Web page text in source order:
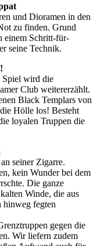
und Dioramen in den
zu finden. Grund
einem Schritt-für-
seine Technik.
Spiel wird die
Club weitererzählt.
Black Templars von
Hölle los! Besteht
loyalen Truppen die
seiner Zigarre.
kein Wunder bei dem
Die ganze
Winde, die aus
hinweg fegten
gegen die
Wir liefern zudem